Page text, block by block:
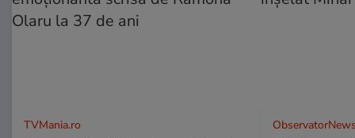
TVMania.ro